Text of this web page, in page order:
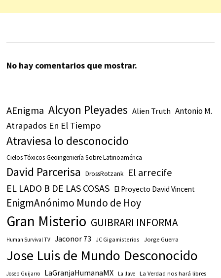
No hay comentarios que mostrar.
AEnigma Alcyon Pleyades Alien Truth Antonio M.
Atrapados En El Tiempo
Atraviesa lo desconocido
Cielos Tóxicos Geoingeniería Sobre Latinoamérica
David Parcerisa DrossRotzank El arrecife
EL LADO B DE LAS COSAS El Proyecto David Vincent
EnigmAnónimo Mundo de Hoy
Gran Misterio GUIBRARI INFORMA
Human Survival TV Jaconor 73 JC Gigamisterios Jorge Guerra
Jose Luis de Mundo Desconocido
Josep Guijarro LaGranjaHumanaMX La llave La Verdad nos hará libres